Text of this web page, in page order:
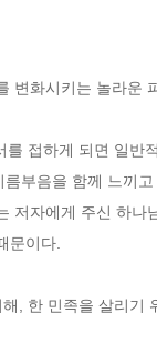
변화시키는 놀라운
접하게 되면 일
부음을 함께 느끼
저자에게 주신 하
문이다.
, 한 민족을 살리